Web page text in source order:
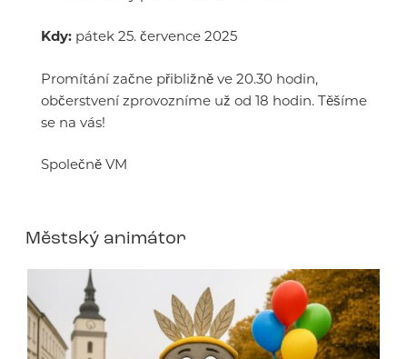
Kdy: pátek 25. července 2025
Promítání začne přibližně ve 20.30 hodin,
občerstvení zprovozníme už od 18 hodin. Těšíme
se na vás!
Společně VM
Městský animátor